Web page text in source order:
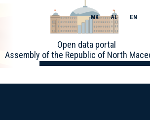
Open data portal
Assembly of the Republic of North
MK AL EN